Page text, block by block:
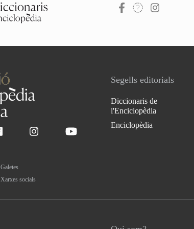
Galetes
Xarxes socials
Segells editorials
Diccionaris de
l'Enciclopèdia
Enciclopèdia